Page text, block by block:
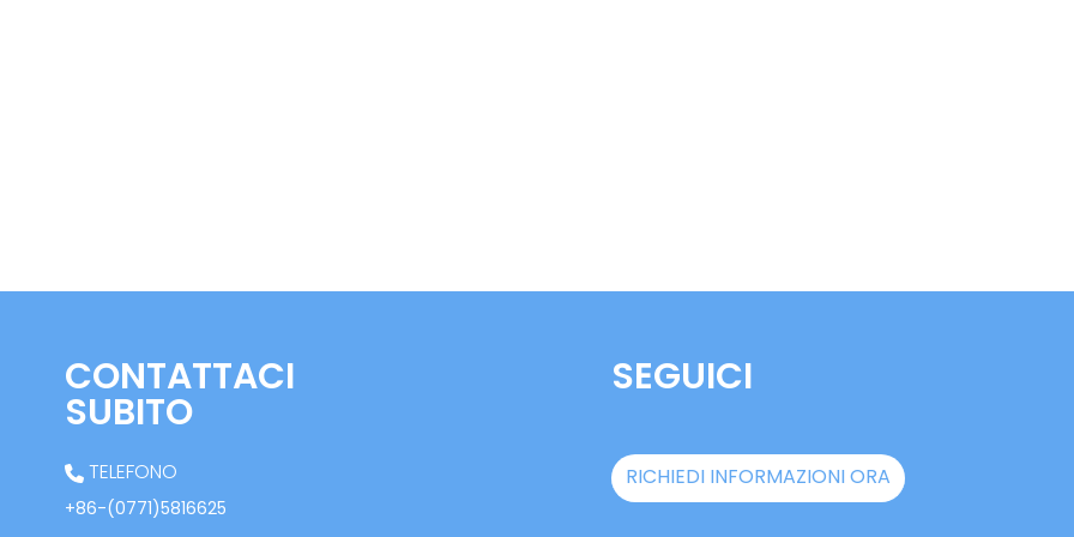
CONTATTACI
SUBITO
TELEFONO
+86-(0771)5816625
SEGUICI
RICHIEDI INFORMAZIONI ORA